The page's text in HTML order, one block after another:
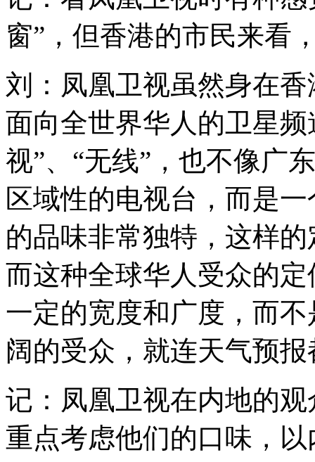
窗”，但香港的市民来看
刘：凤凰卫视虽然身在
面向全世界华人的卫星
视”、“无线”，也不像广
区域性的电视台，而是
的品味非常独特，这样
而这种全球华人受众的
一定的宽度和广度，而
阔的受众，就连天气预
记：凤凰卫视在内地的
重点考虑他们的口味，